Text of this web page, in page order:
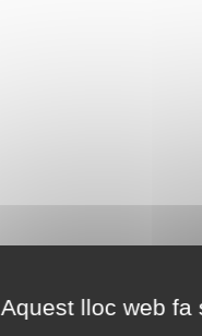
Aquest lloc web fa